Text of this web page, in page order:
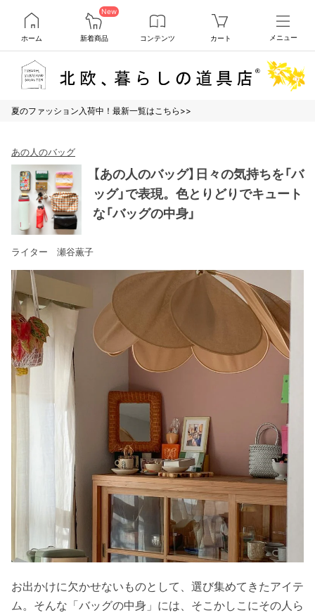
ホーム
New
新着商品 コンテンツ カート メニュー
夏のファッション入荷中！最新一覧はこちら>>
あの人のバッグ
【あの人のバッグ】日々の気持ちを「バ
ッグ」で表現。色とりどりでキュート
な「バッグの中身」
ライター 瀬谷薫子
お出かけに欠かせないものとして、選び集めてきたアイテ
ム。そんな「バッグの中身」には、そこかしこにその人ら